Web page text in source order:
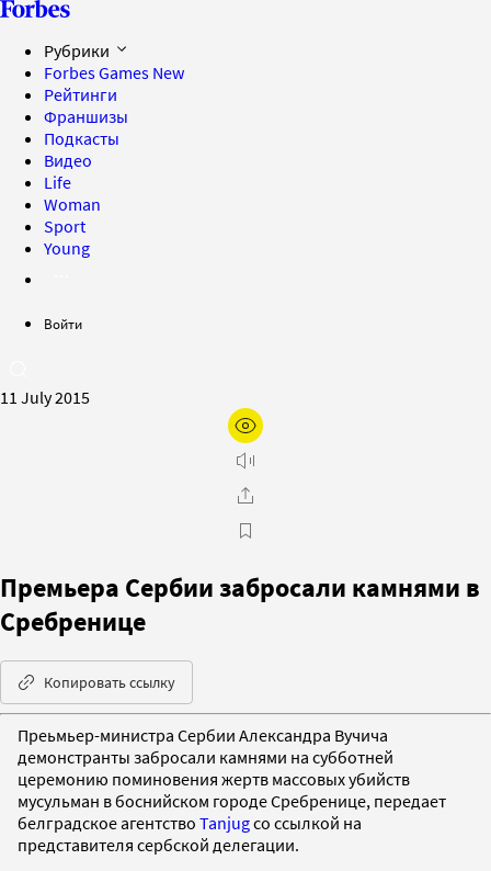
Рубрики
Forbes Games New
Рейтинги
Франшизы
Подкасты
Видео
Life
Woman
Sport
Young
Войти
11 July 2015
Премьера Сербии забросали камнями в
Сребренице
Копировать ссылку
Преьмьер-министра Сербии Александра Вучича
демонстранты забросали камнями на субботней
церемонию поминовения жертв массовых убийств
мусульман в боснийском городе Сребренице, передает
белградское агентство Tanjugсо ссылкой на
представителя сербской делегации.